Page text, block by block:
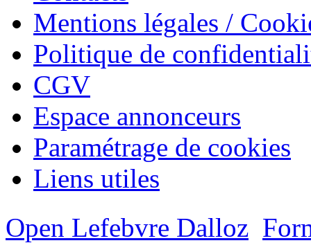
Mentions légales /
Politique de
CGV
Espace annonceurs
Paramétrage de cookies
Liens utiles
Open Lefebvre Dalloz